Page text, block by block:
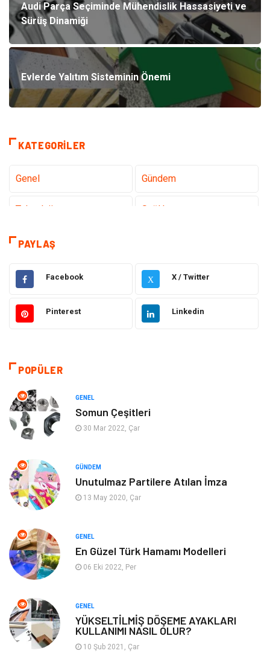
Audi Parça Seçiminde Mühendislik Hassasiyeti ve
Sürüş Dinamiği
Evlerde Yalıtım Sisteminin Önemi
KATEGORILER
Genel Gündem
Teknoloji Sağlık
Tanıtıcı Reklam
Elektrik Elektronik Makine
Otomotiv Ulaşım ve Taşımacılık
Giyim
Eğitim & Kariyer
Alışveriş
Organizasyon Mobilya
Tatil Finans & Ekonomi
Turizm
Aksesuar
Plastik
PAYLAŞ
Facebook X X / Twitter
Pinterest Linkedin
POPÜLER
GENEL
Somun Çeşitleri
30 Mar 2022, Çar
GÜNDEM
Unutulmaz Partilere Atılan İmza
13 May 2020, Çar
GENEL
En Güzel Türk Hamamı Modelleri
06 Eki 2022, Per
GENEL
YÜKSELTİLMİŞ DÖŞEME AYAKLARI
KULLANIMI NASIL OLUR?
10 Şub 2021, Çar